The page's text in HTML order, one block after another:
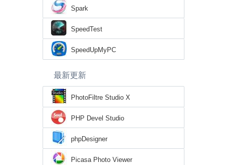
Spark
SpeedTest
SpeedUpMyPC
最新更新
PhotoFiltre Studio X
PHP Devel Studio
phpDesigner
Picasa Photo Viewer